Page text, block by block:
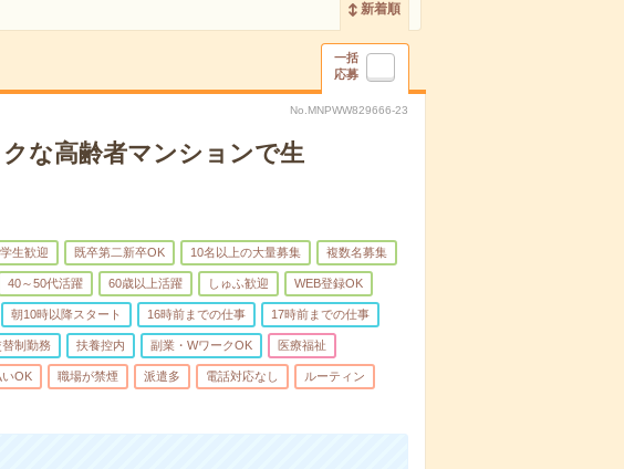
新着順
一括
応募
No.MNPWW829666-23
な高齢者マンションで生
生歓迎 既卒第二新卒OK 10名以上の大量募集 複数名募集
40～50代活躍 60歳以上活躍 しゅふ歓迎 WEB登録OK
朝10時以降スタート 16時前までの仕事 17時前までの仕事
替制勤務 扶養控内 副業・WワークOK 医療福祉
OK 職場が禁煙 派遣多 電話対応なし ルーティン